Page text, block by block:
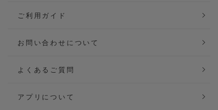
ご利用ガイド
お問い合わせについて
よくあるご質問
アプリについて